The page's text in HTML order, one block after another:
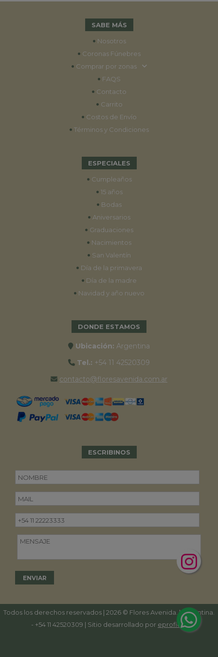
SABE MÁS
• Nosotros
• Coronas Fúnebres
• Comprar por zonas
• FAQS
• Contacto
• Carrito
• Costos de Envío
• Términos y Condiciones
ESPECIALES
• Cumpleaños
• 15 años
• Bodas
• Aniversarios
• Graduaciones
• Nacimientos
• San Valentín
• Día de la primavera
• Día de la madre
• Navidad y año nuevo
DONDE ESTAMOS
Ubicación: Argentina
Tel.: +54 11 42520309
contacto@floresavenida.com.ar
ESCRIBINOS
Todos los derechos reservados | 2026 © Flores Avenida. | Argentina.
- +54 11 42520309 | Sitio desarrollado por eproficio